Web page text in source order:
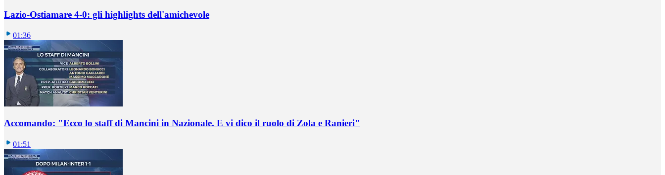
Lazio-Ostiamare 4-0: gli highlights dell'amichevole
01:36
Accomando: "Ecco lo staff di Mancini in Nazionale. E vi dico il ruolo di Zola e Ranieri"
01:51